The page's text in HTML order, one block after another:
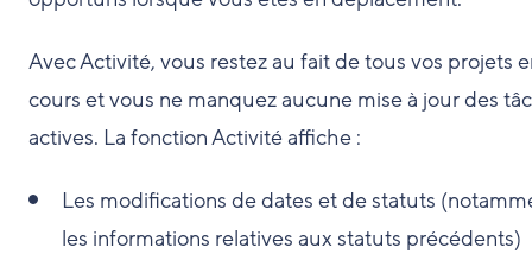
Avec Activité, vous restez au fait de tous vos projets
cours et vous ne manquez aucune mise à jour des
actives. La fonction Activité affiche :
Les modifications de dates et de statuts
les informations relatives aux statuts précédents)